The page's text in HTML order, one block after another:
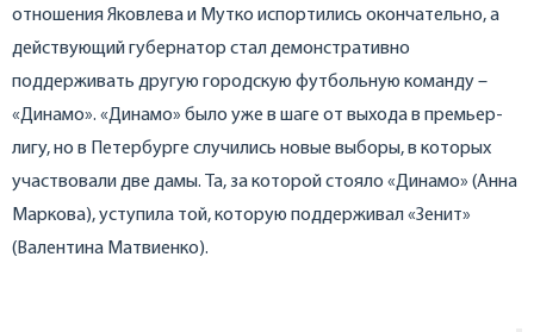
отношения Яковлева и Мутко испортились окончательно, а
действующий губернатор стал демонстративно
поддерживать другую городскую футбольную команду –
«Динамо». «Динамо» было уже в шаге от выхода в премьер-
лигу, но в Петербурге случились новые выборы, в которых
участвовали две дамы. Та, за которой стояло «Динамо» (Анна
Маркова), уступила той, которую поддерживал «Зенит»
(Валентина Матвиенко).